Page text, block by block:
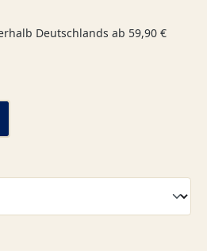
Deutschlands ab 59,90 €